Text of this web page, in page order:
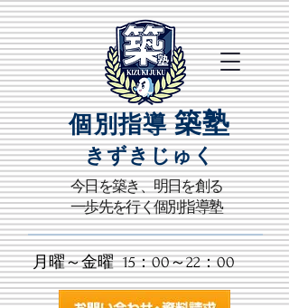
​今日を築き、明日を創る
一歩先を行く個別指導塾
月曜～金曜 15：00～22：00​
個別指導 築塾
きずきじゅく​